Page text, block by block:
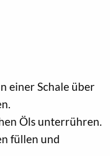
einer Schale über
Öls unterrühren.
füllen und